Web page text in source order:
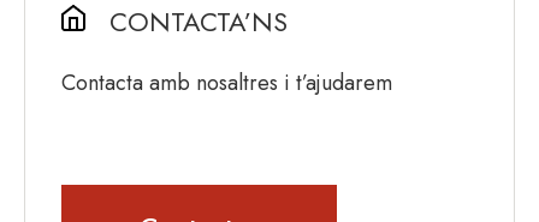
CONTACTA’NS
Contacta amb nosaltres i t’ajudarem